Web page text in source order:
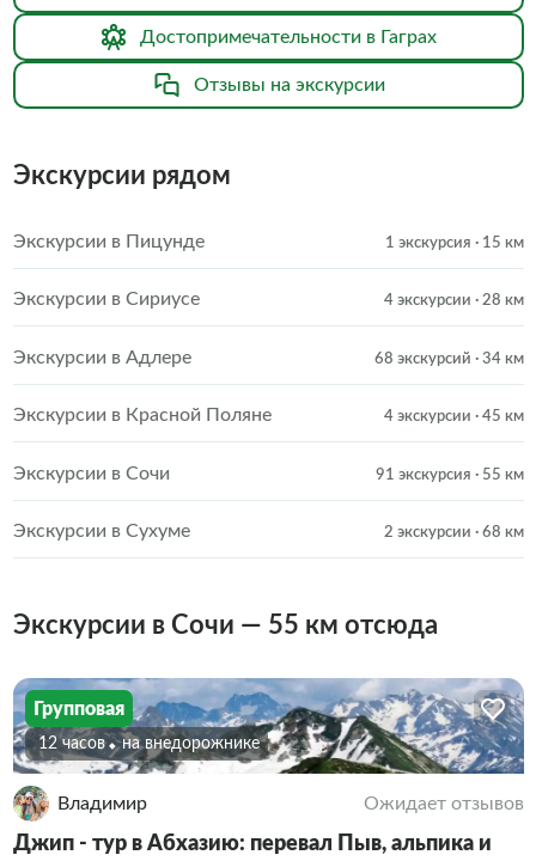
Достопримечательности в Гаграх
Отзывы на экскурсии
Экскурсии рядом
Экскурсии в Пицунде 1 экскурсия · 15 км
Экскурсии в Сириусе 4 экскурсии · 28 км
Экскурсии в Адлере 68 экскурсий · 34 км
Экскурсии в Красной Поляне 4 экскурсии · 45 км
Экскурсии в Сочи 91 экскурсия · 55 км
Экскурсии в Сухуме 2 экскурсии · 68 км
Экскурсии в Сочи — 55 км отсюда
Групповая
12 часов На внедорожнике
Владимир Ожидает отзывов
Джип - тур в Абхазию: перевал Пыв, альпика и